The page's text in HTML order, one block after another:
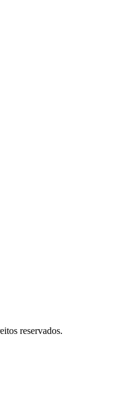
reservados.